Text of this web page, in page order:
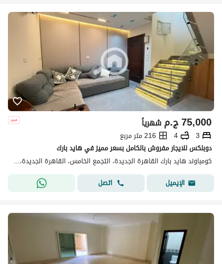
ج.م75,000 شهرياً
3
4
216 متر مربع
دوبلكس للايجار مفروش بالكامل بسعر مميز في هايد بارك
كومباوند هايد بارك القاهرة الجديدة، التجمع الخامس، القاهرة الجديدة، القاهرة
الإيميل
اتصل